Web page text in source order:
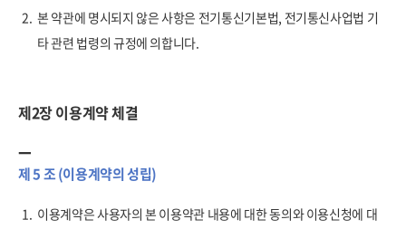
2. 본 약관에 명시되지 않은 사항은 전기통신기본법, 전기통신사업법 기
타 관련 법령의 규정에 의합니다.
제2장 이용계약 체결
제 5 조 (이용계약의 성립)
1. 이용계약은 사용자의 본 이용약관 내용에 대한 동의와 이용신청에 대